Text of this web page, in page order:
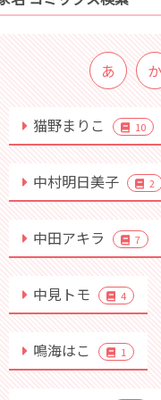
あ か
猫野まりこ 10
中村明日美子 2
中田アキラ 7
中見トモ 4
鳴海はこ 1